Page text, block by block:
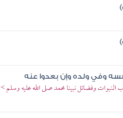
وفي ولده وإن بعدوا عنه
وفضائل نبينا محمد صلى الله عليه